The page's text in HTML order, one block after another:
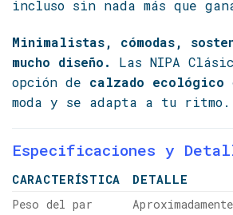
incluso sin nada más que
Minimalistas, cómodas,
mucho diseño.
Las NIPA
opción de calzado ecológico
moda y se adapta a tu ritmo.
Especificaciones y
CARACTERÍSTICA
DETALLE
Peso del par